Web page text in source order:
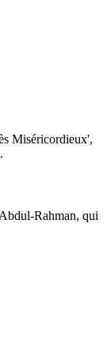
Miséricordieux',
Rahman, qui